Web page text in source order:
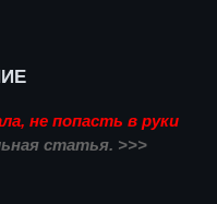
не попасть в руки
статья. >>>